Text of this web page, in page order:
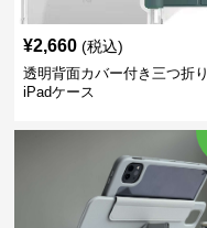
¥2,660 (税込)
透明背面カバー付き三つ折り
iPadケース